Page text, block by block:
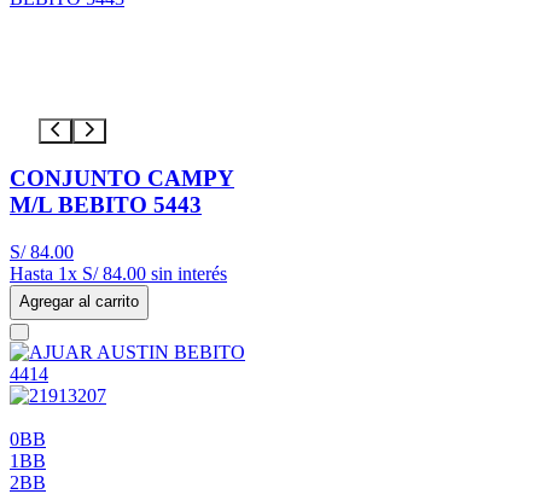
CONJUNTO CAMPY
M/L BEBITO 5443
S/ 84.00
Hasta 1x S/ 84.00 sin interés
Agregar al carrito
0BB
1BB
2BB